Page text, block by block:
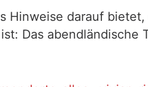
Hinweise darauf
Das abendländische